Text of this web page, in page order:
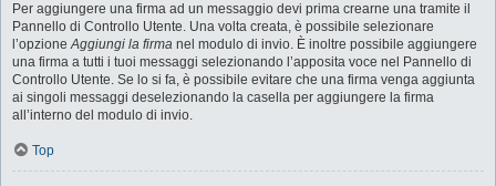
Per aggiungere una firma ad un messaggio devi prima crearne una tramite il
Pannello di Controllo Utente. Una volta creata, è possibile selezionare
l’opzioneAggiungi la firma nel modulo di invio. È inoltre possibile aggiungere
una firma a tutti i tuoi messaggi selezionando l’apposita voce nel Pannello di
Controllo Utente. Se lo si fa, è possibile evitare che una firma venga aggiunta
ai singoli messaggi deselezionando la casella per aggiungere la firma
all’interno del modulo di invio.
Top